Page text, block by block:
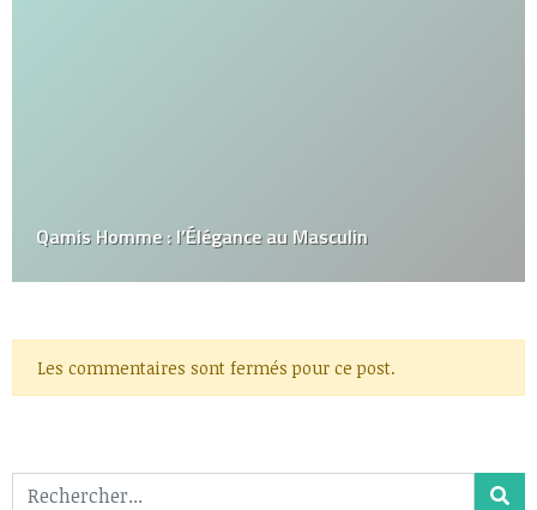
Qamis Homme : l’Élégance au Masculin
Les commentaires sont fermés pour ce post.